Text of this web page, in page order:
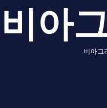
비아
비아그